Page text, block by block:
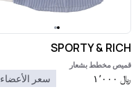
SPORTY & RICH
قميص مخطط بشعار
﷼ ١٬٠٠٠ سعر الأعضاء